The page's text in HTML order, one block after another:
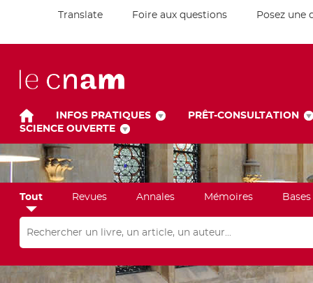
Translate Foire aux questions Posez une
INFOS PRATIQUES
PRÊT-CONSULTATION
SCIENCE OUVERTE
Tout Revues Annales Mémoires
Rechercher dans "Tout"